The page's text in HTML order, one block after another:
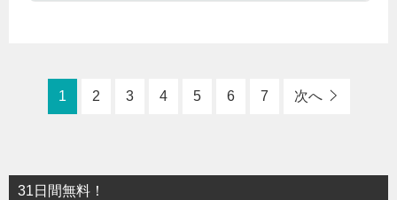
1 2 3 4 5 6 7 次へ
31日間無料！